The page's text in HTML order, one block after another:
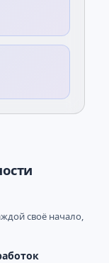
своё начало,